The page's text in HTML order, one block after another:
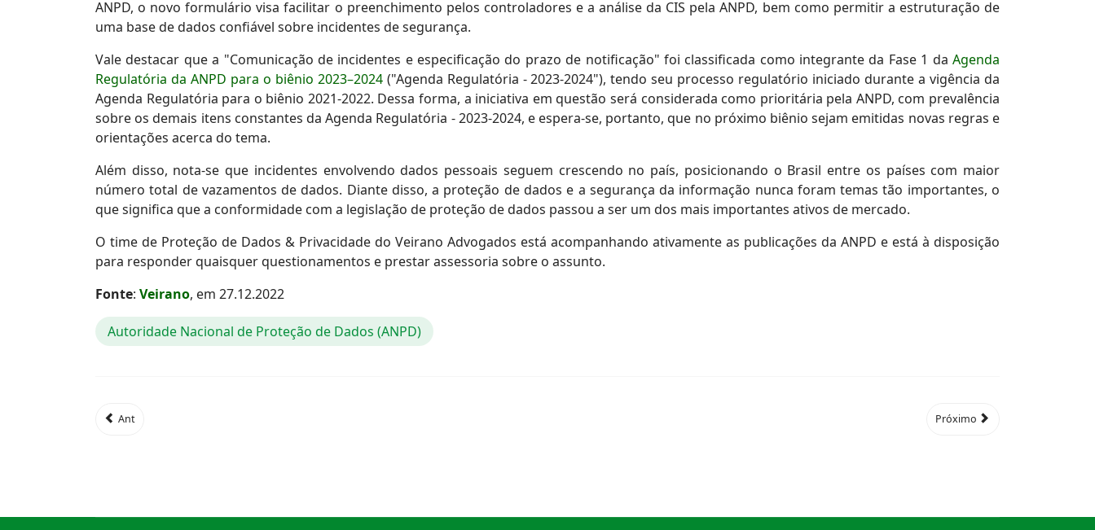
ANPD, o novo formulário visa facilitar o preenchimento pelos controladores e a análise da CIS pela ANPD, bem como permitir a estruturação de
uma base de dados confiável sobre incidentes de segurança.
Vale destacar que a "Comunicação de incidentes e especificação do prazo de notificação" foi classificada como integrante da Fase 1 da Agenda
Regulatória da ANPD para o biênio 2023–2024("Agenda Regulatória - 2023-2024"), tendo seu processo regulatório iniciado durante a vigência da
Agenda Regulatória para o biênio 2021-2022. Dessa forma, a iniciativa em questão será considerada como prioritária pela ANPD, com prevalência
sobre os demais itens constantes da Agenda Regulatória - 2023-2024, e espera-se, portanto, que no próximo biênio sejam emitidas novas regras e
orientações acerca do tema.
Além disso, nota-se que incidentes envolvendo dados pessoais seguem crescendo no país, posicionando o Brasil entre os países com maior
número total de vazamentos de dados. Diante disso, a proteção de dados e a segurança da informação nunca foram temas tão importantes, o
que significa que a conformidade com a legislação de proteção de dados passou a ser um dos mais importantes ativos de mercado.
O time de Proteção de Dados & Privacidade do Veirano Advogados está acompanhando ativamente as publicações da ANPD e está à disposição
para responder quaisquer questionamentos e prestar assessoria sobre o assunto.
Fonte: Veirano, em 27.12.2022
Autoridade Nacional de Proteção de Dados (ANPD)
Ant Próximo